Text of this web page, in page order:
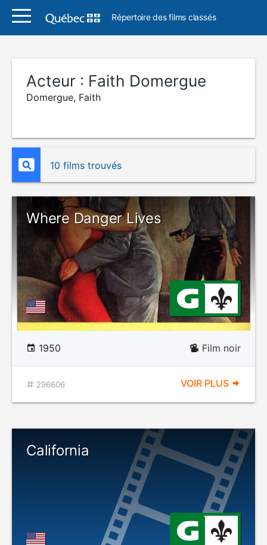
Répertoire des films classés
Acteur : Faith Domergue
Domergue, Faith
10 films trouvés
Where Danger Lives
1950 Film noir
296606 VOIR PLUS
California